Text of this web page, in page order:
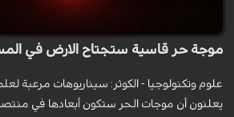
موجة حر قاسية ستجتاح الارض في
علوم وتكنولوجيا - الكوثر: سيناريوهات مرعبة
يعلنون أن موجات الحر ستكون أبعادها في منتصف